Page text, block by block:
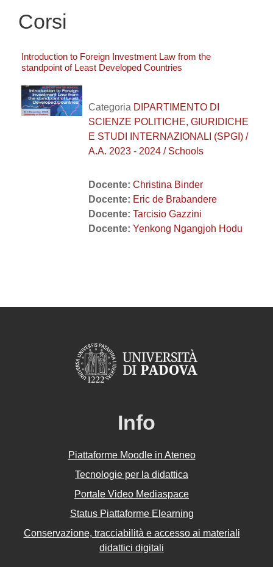
Corsi
Introduction to Foreign Investment Law from the
standpoint of Least Developed Countries
Categoria DIPARTIMENTO DI
SCIENZE POLITICHE, GIURIDICHE
E STUDI INTERNAZIONALI (SPGI) /
A.A. 2023 - 2024 / Schools
Docente: Christina Binder
Docente: Eric de Brabandere
Docente: Tarcisio Gazzini
Docente: Yenkong Ngangjoh Hodu
Info
Piattaforme Moodle in Ateneo
Tecnologie per la didattica
Portale Video Mediaspace
Status Piattaforme Elearning
Conservazione, tracciabilità e accesso ai materiali
didattici digitali